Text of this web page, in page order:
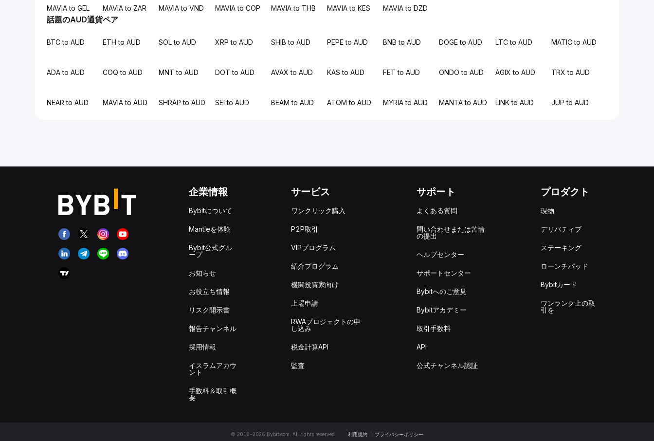
MAVIA to GEL MAVIA to ZAR MAVIA to VND MAVIA to COP MAVIA to THB MAVIA to KES MAVIA to DZD
話題のAUD通貨ペア
BTC to AUD ETH to AUD SOL to AUD XRP to AUD SHIB to AUD PEPE to AUD BNB to AUD DOGE to AUD LTC to AUD MATIC to AUD
ADA to AUD COQ to AUD MNT to AUD DOT to AUD AVAX to AUD KAS to AUD FET to AUD ONDO to AUD AGIX to AUD TRX to AUD
NEAR to AUD MAVIA to AUD SHRAP to AUD SEI to AUD BEAM to AUD ATOM to AUD MYRIA to AUD MANTA to AUD LINK to AUD JUP to AUD
企業情報
Bybitについて
Mantleを体験
Bybit公式グル
ープ
お知らせ
お役立ち情報
リスク開示書
報告チャンネル
採用情報
イスラムアカウ
ント
手数料＆取引概
要
サービス
ワンクリック購入
P2P取引
VIPプログラム
紹介プログラム
機関投資家向け
上場申請
RWAプロジェクトの申
し込み
税金計算API
監査
サポート
よくある質問
問い合わせまたは苦情
の提出
ヘルプセンター
サポートセンター
Bybitへのご意見
Bybitアカデミー
取引手数料
API
公式チャンネル認証
プロダクト
現物
デリバティブ
ステーキング
ローンチパッド
Bybitカード
ワンランク上の取
引を
© 2018-2026 Bybit.com. All rights reserved. 利用規約 プライバシーポリシー